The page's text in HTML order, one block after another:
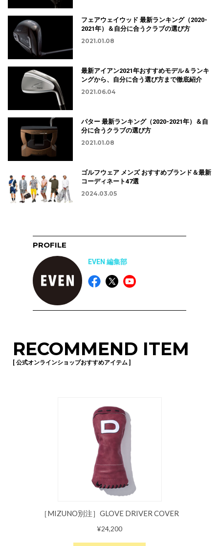
フェアウェイウッド 最新ランキング（2020-
2021年）＆自分に合うクラブの選び方
2021.01.08
最新アイアン2021年おすすめモデル＆ランキ
ングから、自分に合う選び方まで徹底紹介
2021.06.04
パター 最新ランキング（2020-2021年）＆自
分に合うクラブの選び方
2021.01.08
ゴルフウェア メンズ おすすめブランド＆最新
コーディネート47選
2024.03.05
PROFILE
EVEN 編集部
RECOMMEND ITEM
[ 公式オンラインショップおすすめアイテム ]